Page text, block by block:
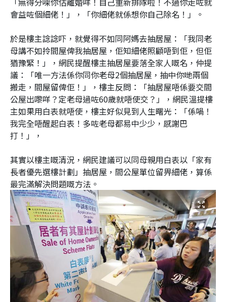
會益咗個細佬！」，「你細佬就係想你自己除名！」。
於是樓主諗諗吓，就覺得不如同阿媽去抽居屋：「我同老
母講不如拎間屋俾我抽居屋，佢知細佬照顧唔到佢，但佢
猶豫緊！」，網民提醒樓主抽居屋要落全家人嘅名，仲提
議：「唯一方法係你同你老母2個抽居屋，抽中你哋兩個
搬走，間屋留俾佢！」，樓主反問：「抽居屋唔係要交間
公屋出嚟咩？定老母過咗60歲就唔使交？」，網民溫提樓
主如果用白表就唔使，樓主好似見到人生曙光：「係喎！
我完全唔醒起白表！多咗老母都易中少少，感謝巴
打！」，
其實以樓主嘅清況，網民建議可以同母親用白表以「家有
長者優先選樓計劃」抽居屋，間公屋單位留畀細佬，算係
最完滿解決問題嘅方法。